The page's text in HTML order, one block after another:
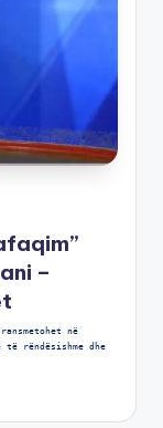
–
në
rëndësishme dhe